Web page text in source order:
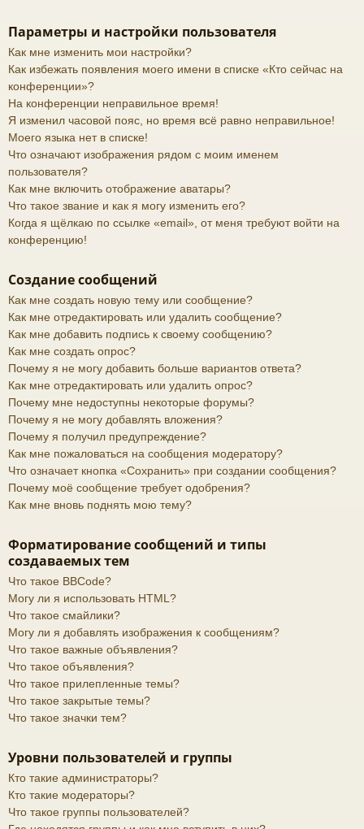
Параметры и настройки пользователя
Как мне изменить мои настройки?
Как избежать появления моего имени в списке «Кто сейчас на
конференции»?
На конференции неправильное время!
Я изменил часовой пояс, но время всё равно неправильное!
Моего языка нет в списке!
Что означают изображения рядом с моим именем
пользователя?
Как мне включить отображение аватары?
Что такое звание и как я могу изменить его?
Когда я щёлкаю по ссылке «email», от меня требуют войти на
конференцию!
Создание сообщений
Как мне создать новую тему или сообщение?
Как мне отредактировать или удалить сообщение?
Как мне добавить подпись к своему сообщению?
Как мне создать опрос?
Почему я не могу добавить больше вариантов ответа?
Как мне отредактировать или удалить опрос?
Почему мне недоступны некоторые форумы?
Почему я не могу добавлять вложения?
Почему я получил предупреждение?
Как мне пожаловаться на сообщения модератору?
Что означает кнопка «Сохранить» при создании сообщения?
Почему моё сообщение требует одобрения?
Как мне вновь поднять мою тему?
Форматирование сообщений и типы
создаваемых тем
Что такое BBCode?
Могу ли я использовать HTML?
Что такое смайлики?
Могу ли я добавлять изображения к сообщениям?
Что такое важные объявления?
Что такое объявления?
Что такое прилепленные темы?
Что такое закрытые темы?
Что такое значки тем?
Уровни пользователей и группы
Кто такие администраторы?
Кто такие модераторы?
Что такое группы пользователей?